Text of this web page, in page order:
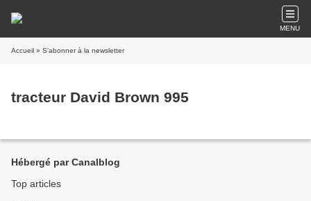
MENU
Accueil » S'abonner à la newsletter
tracteur David Brown 995
Hébergé par Canalblog
Top articles